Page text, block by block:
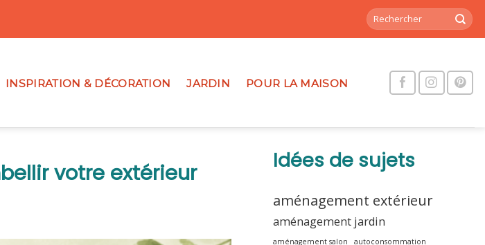
INSPIRATION & DÉCORATION JARDIN POUR LA MAISON
votre extérieur Idées de sujets
aménagement extérieur
aménagement jardin
aménagement salon
autoconsommation